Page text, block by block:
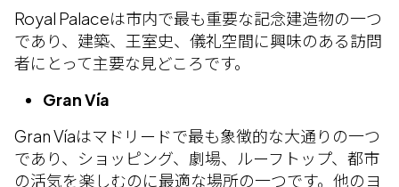
Royal Palaceは市内で最も重要な記念建造物の一つ
であり、建築、王室史、儀礼空間に興味のある訪問
者にとって主要な見どころです。
Gran Vía
Gran Víaはマドリードで最も象徴的な大通りの一つ
であり、ショッピング、劇場、ルーフトップ、都市
の活気を楽しむのに最適な場所の一つです。他のヨ